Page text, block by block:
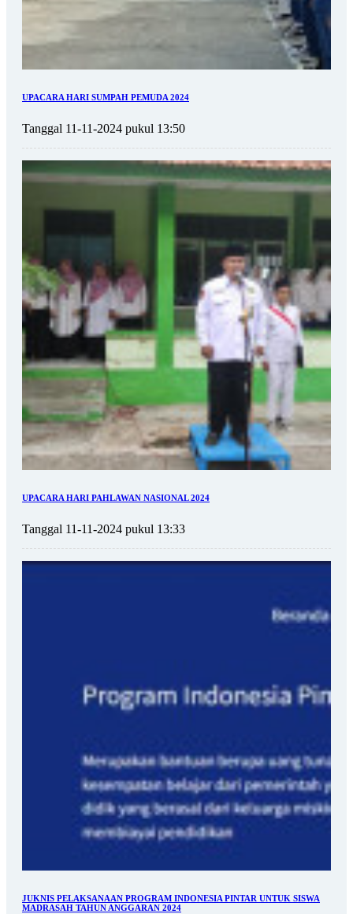
UPACARA HARI SUMPAH PEMUDA 2024
Tanggal 11-11-2024 pukul 13:50
UPACARA HARI PAHLAWAN NASIONAL 2024
Tanggal 11-11-2024 pukul 13:33
JUKNIS PELAKSANAAN PROGRAM INDONESIA PINTAR UNTUK SISWA
MADRASAH TAHUN ANGGARAN 2024